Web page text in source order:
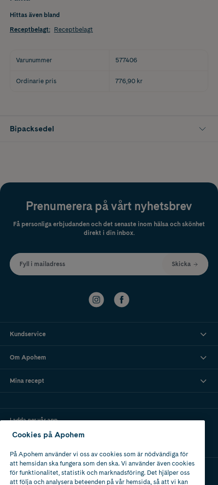
Hittas även bland
Receptbelagt: Receptbelagt
Varunummer 577406
Ordinarie pris 776,90 kr
Bipacksedel
Prenumerera på vårt nyhetsbrev
Få personliga erbjudanden och det senaste inom hälsa och skönhet
direkt i din inbox.
Fyll i mailadress Skicka
Kundservice
Om Apohem
Mina recept
Ladda ner vår app
Apotek med tillstånd
Cookies på Apohem
På Apohem använder vi oss av cookies som är nödvändiga för
att hemsidan ska fungera som den ska. Vi använder även cookies
för funktionalitet, statistik och marknadsföring. Det hjälper oss
att följa och analysera beteenden på vår hemsida, så att vi kan